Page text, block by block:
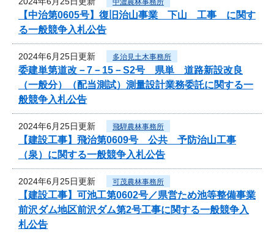
中濃農林事務所
【中治第0605号】復旧治山事業 下山 工事 に関す
る一般競争入札公告
2024年6月25日更新 多治見土木事務所
委建単第道改－7－15－S2号 県単 道路新設改良
（一般分）（配当測試）測量設計業務委託に関する一
般競争入札公告
2024年6月25日更新 飛騨農林事務所
【建設工事】飛治第0609号 公共 予防治山工事
（泉）に関する一般競争入札公告
2024年6月25日更新 可茂農林事務所
【建設工事】可池工第0602号／県営ため池等整備事業
前沢ダム地区前沢ダム第2号工事に関する一般競争入
札公告